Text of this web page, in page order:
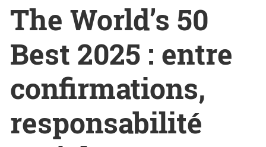
The World’s 50
Best 2025 : entre
confirmations,
responsabilité